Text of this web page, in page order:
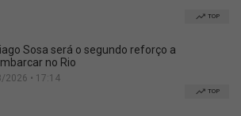
TOP
Sosa será o segundo reforço a
no Rio
2026 • 17:14
TOP